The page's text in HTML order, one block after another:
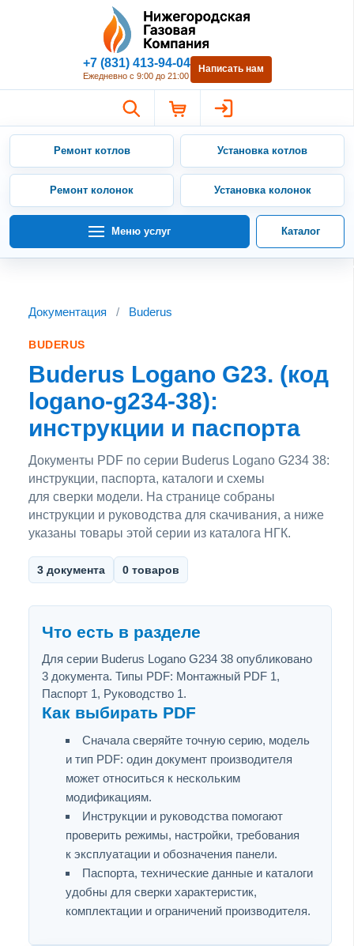
Нижегородская Газовая
+7 (831) 413-94-04
Ежедневно с 9:00 до 21:00
Написать нам
Ремонт котлов Установка котлов
Ремонт колонок Установка колонок
Меню услуг Каталог
Документация / Buderus
BUDERUS
Buderus Logano G23. (код
logano-g234-38):
инструкции и паспорта
Документы PDF по серии Buderus Logano G234 38:
инструкции, паспорта, каталоги и схемы
для сверки модели. На странице собраны
инструкции и руководства для скачивания, а ниже
указаны товары этой серии из каталога НГК.
3 документа 0 товаров
Что есть в разделе
Для серии Buderus Logano G234 38 опубликовано
3 документа. Типы PDF: Монтажный PDF 1,
Паспорт 1, Руководство 1.
Как выбирать PDF
Сначала сверяйте точную серию, модель
и тип PDF: один документ производителя
может относиться к нескольким
модификациям.
Инструкции и руководства помогают
проверить режимы, настройки, требования
к эксплуатации и обозначения панели.
Паспорта, технические данные и каталоги
удобны для сверки характеристик,
комплектации и ограничений производителя.